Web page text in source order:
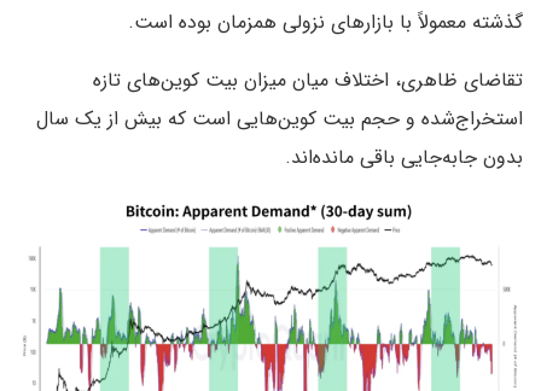
گذشته معمولاً با بازارهای نزولی همزمان بوده است.
تقاضای ظاهری، اختلاف میان میزان بیت کوین‌های تازه
استخراج‌شده و حجم بیت کوین‌هایی است که بیش از یک سال
بدون جابه‌جایی باقی مانده‌اند.